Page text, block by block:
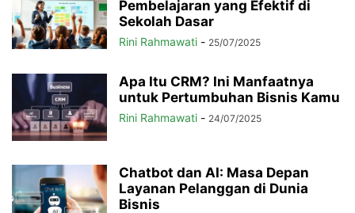
Pembelajaran yang Efektif di
Sekolah Dasar
Rini Rahmawati - 25/07/2025
Apa Itu CRM? Ini Manfaatnya
untuk Pertumbuhan Bisnis Kamu
Rini Rahmawati - 24/07/2025
Chatbot dan AI: Masa Depan
Layanan Pelanggan di Dunia
Bisnis